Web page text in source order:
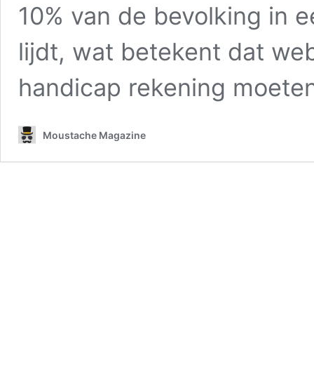
10% van de bevolking in
lijdt, wat betekent dat
handicap rekening
Moustache Magazine